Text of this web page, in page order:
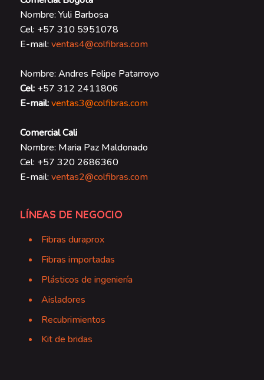
Nombre: Yuli Barbosa
ventas4@colfibras.com
Cel:
+57 312 2411806
E-mail:
ventas3@colfibras.com
Comercial Cali
ventas2@colfibras.com
LÍNEAS DE NEGOCIO
Plásticos de ingeniería